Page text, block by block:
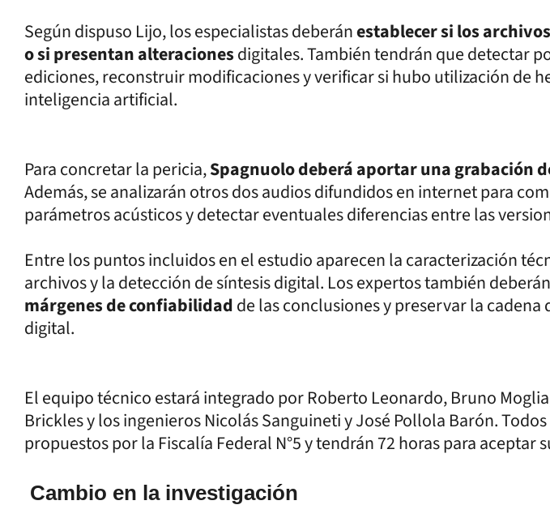
Según dispuso Lijo, los especialistas deberánestablecer si los
o si presentan alteracionesdigitales. También tendrán que detectar
ediciones, reconstruir modificaciones y verificar si hubo utilización de
inteligencia artificial.
Para concretar la pericia,Spagnuolo deberá aportar una grabación
Además, se analizarán otros dos audios difundidos en internet para
parámetros acústicos y detectar eventuales diferencias entre las
Entre los puntos incluidos en el estudio aparecen la caracterización
archivos y la detección de síntesis digital. Los expertos también
márgenes de confiabilidadde las conclusiones y preservar la cadena
digital.
El equipo técnico estará integrado por Roberto Leonardo, Bruno
Brickles y los ingenieros Nicolás Sanguineti y José Pollola Barón.
propuestos por la Fiscalía Federal N°5 y tendrán 72 horas para aceptar
Cambio en la investigación